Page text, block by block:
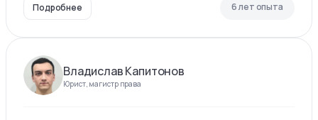
Подробнее 6 лет опыта
Владислав Капитонов
Юрист, магистр права